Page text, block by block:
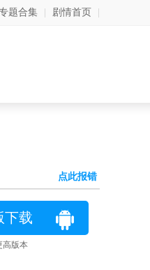
题合集 剧情首页
点此报错
下载
高版本